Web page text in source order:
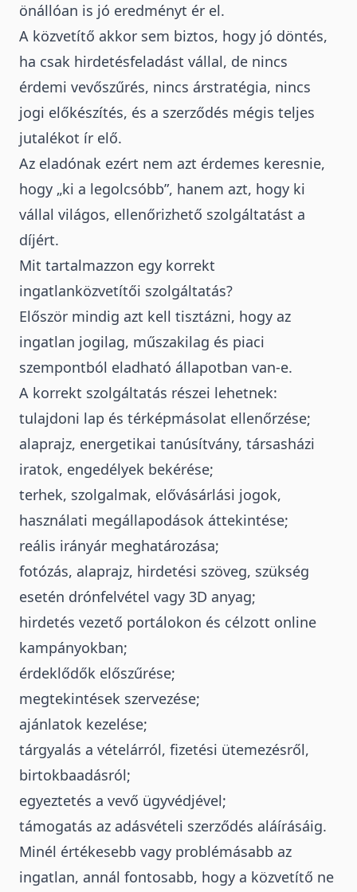
önállóan is jó eredményt ér el.
A közvetítő akkor sem biztos, hogy jó döntés,
ha csak hirdetésfeladást vállal, de nincs
érdemi vevőszűrés, nincs árstratégia, nincs
jogi előkészítés, és a szerződés mégis teljes
jutalékot ír elő.
Az eladónak ezért nem azt érdemes keresnie,
hogy „ki a legolcsóbb”, hanem azt, hogy ki
vállal világos, ellenőrizhető szolgáltatást a
díjért.
Mit tartalmazzon egy korrekt
ingatlanközvetítői szolgáltatás?
Először mindig azt kell tisztázni, hogy az
ingatlan jogilag, műszakilag és piaci
szempontból eladható állapotban van-e.
A korrekt szolgáltatás részei lehetnek:
tulajdoni lap és térképmásolat ellenőrzése;
alaprajz, energetikai tanúsítvány, társasházi
iratok, engedélyek bekérése;
terhek, szolgalmak, elővásárlási jogok,
használati megállapodások áttekintése;
reális irányár meghatározása;
fotózás, alaprajz, hirdetési szöveg, szükség
esetén drónfelvétel vagy 3D anyag;
hirdetés vezető portálokon és célzott online
kampányokban;
érdeklődők előszűrése;
megtekintések szervezése;
ajánlatok kezelése;
tárgyalás a vételárról, fizetési ütemezésről,
birtokbaadásról;
egyeztetés a vevő ügyvédjével;
támogatás az adásvételi szerződés aláírásáig.
Minél értékesebb vagy problémásabb az
ingatlan, annál fontosabb, hogy a közvetítő ne